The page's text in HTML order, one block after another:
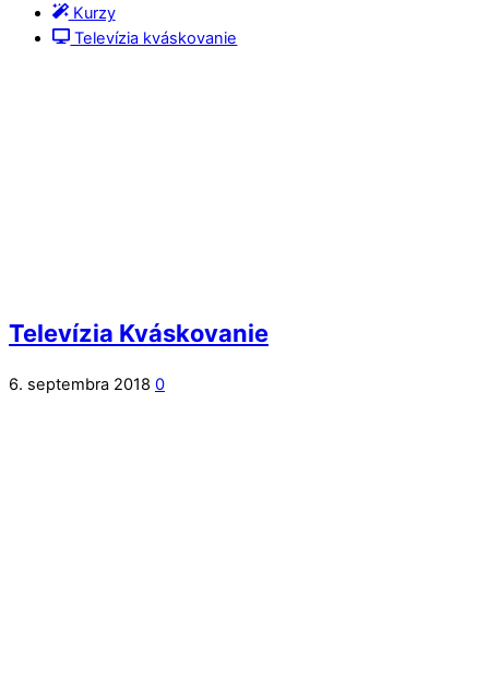
Kurzy
Televízia kváskovanie
Televízia Kváskovanie
6. septembra 2018 0